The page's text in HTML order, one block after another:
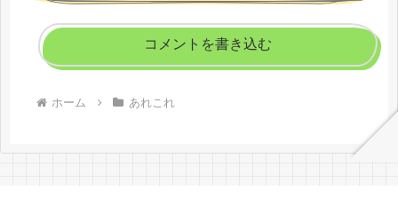
コメントを書き込む
ホーム あれこれ